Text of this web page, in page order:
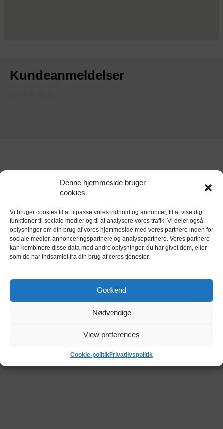
Denne hjemmeside bruger
cookies
Vi bruger cookies til at tilpasse vores indhold og annoncer, til at vise dig
funktioner til sociale medier og til at analysere vores trafik. Vi deler også
oplysninger om din brug af vores hjemmeside med vores partnere inden for
sociale medier, annonceringspartnere og analysepartnere. Vores partnere
kan kombinere disse data med andre oplysninger, du har givet dem, eller
som de har indsamlet fra din brug af deres tjenester.
Godkend
Nødvendige
View preferences
Cookie-politikPrivatlivspolitik
Kundeanmeldelser